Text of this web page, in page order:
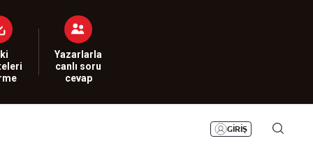
Yazarlarla
canlı soru
cevap
GİRİŞ
Namaz Vakitleri
Sesli Yayınlar